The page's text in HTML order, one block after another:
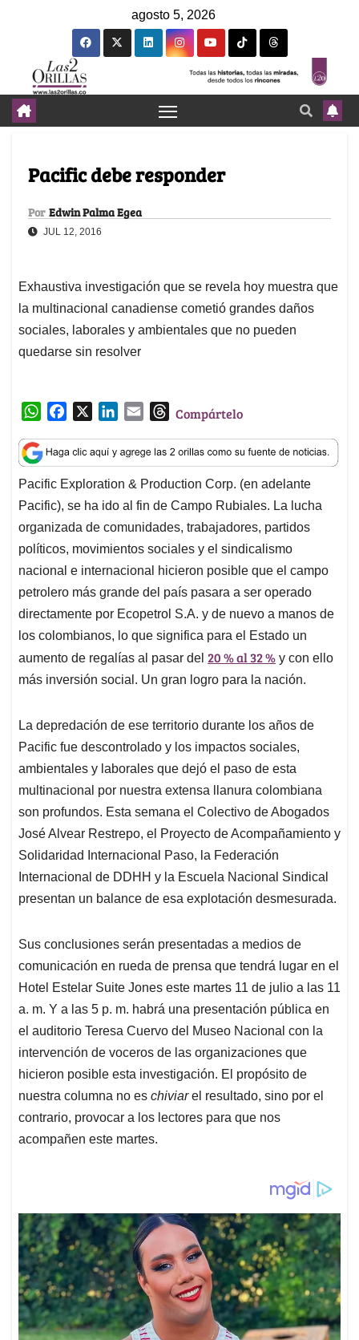
agosto 5, 2026
Pacific debe responder
Por Edwin Palma Egea
JUL 12, 2016
Exhaustiva investigación que se revela hoy muestra que
la multinacional canadiense cometió grandes daños
sociales, laborales y ambientales que no pueden
quedarse sin resolver
W
a
t
s
A
p
p
c
e
b
o
o
k
n
k
e
d
I
n
a
i
l
T
r
e
a
d
s
Compártelo
Pacific Exploration & Production Corp. (en adelante
Pacific), se ha ido al fin de Campo Rubiales. La lucha
organizada de comunidades, trabajadores, partidos
políticos, movimientos sociales y el sindicalismo
nacional e internacional hicieron posible que el campo
petrolero más grande del país pasara a ser operado
directamente por Ecopetrol S.A. y de nuevo a manos de
los colombianos, lo que significa para el Estado un
aumento de regalías al pasar del 20 % al 32 % y con ello
más inversión social. Un gran logro para la nación.
La depredación de ese territorio durante los años de
Pacific fue descontrolado y los impactos sociales,
ambientales y laborales que dejó el paso de esta
multinacional por nuestra extensa llanura colombiana
son profundos. Esta semana el Colectivo de Abogados
José Alvear Restrepo, el Proyecto de Acompañamiento y
Solidaridad Internacional Paso, la Federación
Internacional de DDHH y la Escuela Nacional Sindical
presentan un balance de esa explotación desmesurada.
Sus conclusiones serán presentadas a medios de
comunicación en rueda de prensa que tendrá lugar en el
Hotel Estelar Suite Jones este martes 11 de julio a las 11
a. m. Y a las 5 p. m. habrá una presentación pública en
el auditorio Teresa Cuervo del Museo Nacional con la
intervención de voceros de las organizaciones que
hicieron posible esta investigación. El propósito de
nuestra columna no es chiviarel resultado, sino por el
contrario, provocar a los lectores para que nos
acompañen este martes.